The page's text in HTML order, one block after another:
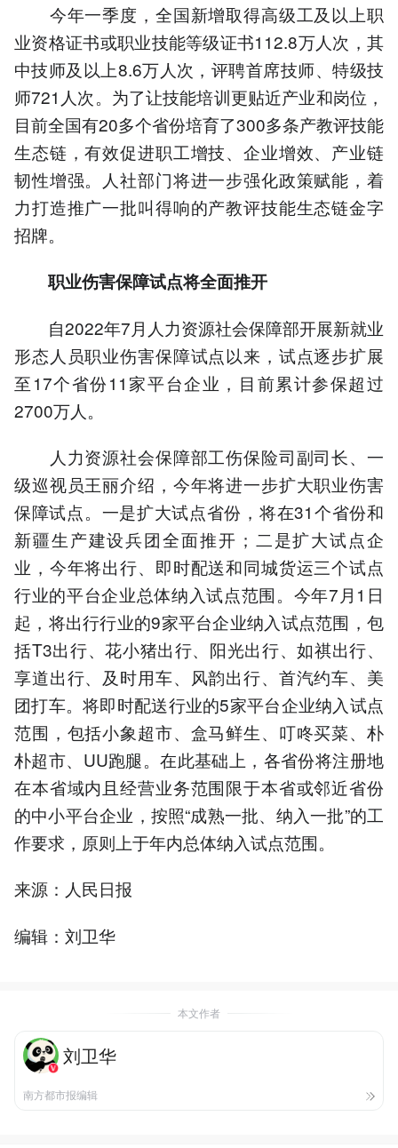
今年一季度，全国新增取得高级工及以上职
业资格证书或职业技能等级证书112.8万人次，其
中技师及以上8.6万人次，评聘首席技师、特级技
师721人次。为了让技能培训更贴近产业和岗位，
目前全国有20多个省份培育了300多条产教评技能
生态链，有效促进职工增技、企业增效、产业链
韧性增强。人社部门将进一步强化政策赋能，着
力打造推广一批叫得响的产教评技能生态链金字
招牌。
职业伤害保障试点将全面推开
自2022年7月人力资源社会保障部开展新就业
形态人员职业伤害保障试点以来，试点逐步扩展
至17个省份11家平台企业，目前累计参保超过
2700万人。
人力资源社会保障部工伤保险司副司长、一
级巡视员王丽介绍，今年将进一步扩大职业伤害
保障试点。一是扩大试点省份，将在31个省份和
新疆生产建设兵团全面推开；二是扩大试点企
业，今年将出行、即时配送和同城货运三个试点
行业的平台企业总体纳入试点范围。今年7月1日
起，将出行行业的9家平台企业纳入试点范围，包
括T3出行、花小猪出行、阳光出行、如祺出行、
享道出行、及时用车、风韵出行、首汽约车、美
团打车。将即时配送行业的5家平台企业纳入试点
范围，包括小象超市、盒马鲜生、叮咚买菜、朴
朴超市、UU跑腿。在此基础上，各省份将注册地
在本省域内且经营业务范围限于本省或邻近省份
的中小平台企业，按照“成熟一批、纳入一批”的工
作要求，原则上于年内总体纳入试点范围。
来源：人民日报
编辑：刘卫华
本文作者
刘卫华
南方都市报编辑